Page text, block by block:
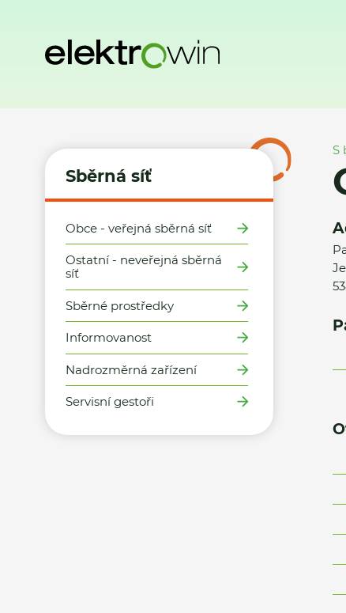
Sběrná síť
Obce - veřejná sběrná síť
Ostatní - neveřejná sběrná
síť
Sběrné prostředky
Informovanost
Nadrozměrná zařízení
Servisní gestoři